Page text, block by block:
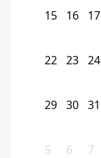
15 16 17
22 23 24
29 30 31
5 6 7